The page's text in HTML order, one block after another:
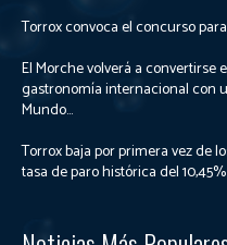
Torrox convoca el concurso
El Morche volverá a convertirse
gastronomía internacional con
Mundo...
Torrox baja por primera vez de
tasa de paro histórica del 10,45%